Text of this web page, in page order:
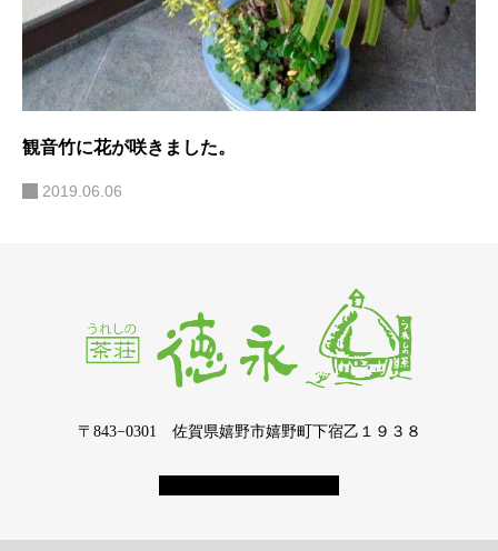
観音竹に花が咲きました。
2019.06.06
〒843−0301 佐賀県嬉野市嬉野町下宿乙１９３８